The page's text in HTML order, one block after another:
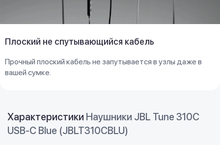
Плоский не спутывающийся кабель
Прочный плоский кабель не запутывается в узлы даже в
вашей сумке.
Характеристики Наушники JBL Tune 310C
USB-C Blue (JBLT310CBLU)